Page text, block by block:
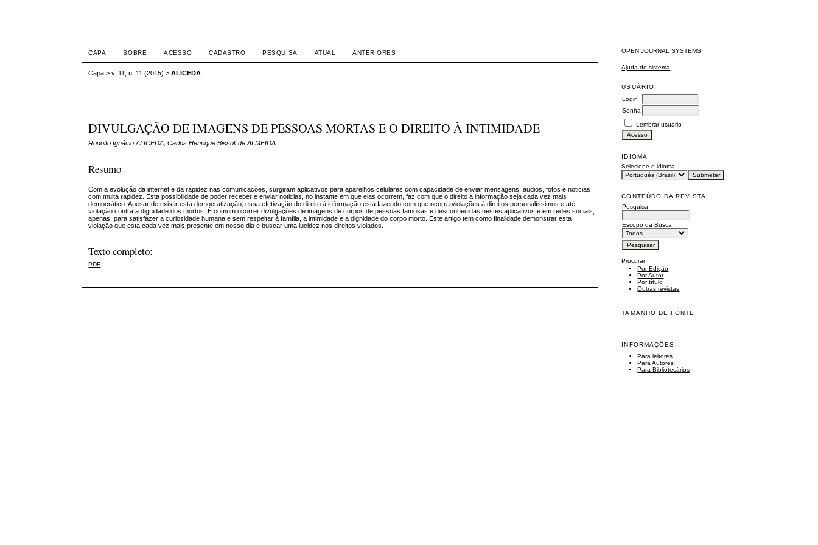
OPEN JOURNAL SYSTEMS
Ajuda do sistema
USUÁRIO
Login
Senha
Lembrar usuário
IDIOMA
Selecione o idioma
CONTEÚDO DA REVISTA
Pesquisa
Escopo da Busca
Procurar
Por Edição
Por Autor
Por título
Outras revistas
TAMANHO DE FONTE
INFORMAÇÕES
Para leitores
Para Autores
Para Bibliotecários
CAPA SOBRE ACESSO CADASTRO PESQUISA ATUAL ANTERIORES
Capa >v. 11, n. 11 (2015) >ALICEDA
DIVULGAÇÃO DE IMAGENS DE PESSOAS MORTAS E O DIREITO À INTIMIDADE
Rodolfo Ignácio ALICEDA, Carlos Henrique Bissoli de ALMEIDA
Resumo
Com a evolução da internet e da rapidez nas comunicações, surgiram aplicativos para aparelhos celulares com capacidade de enviar mensagens, áudios, fotos e noticias
com muita rapidez. Esta possibilidade de poder receber e enviar noticias, no instante em que elas ocorrem, faz com que o direito a informação seja cada vez mais
democrático. Apesar de existir esta democratização, essa efetivação do direito à informação esta fazendo com que ocorra violações à direitos personalíssimos e até
violação contra a dignidade dos mortos. É comum ocorrer divulgações de imagens de corpos de pessoas famosas e desconhecidas nestes aplicativos e em redes sociais,
apenas, para satisfazer a curiosidade humana e sem respeitar à família, a intimidade e a dignidade do corpo morto. Este artigo tem como finalidade demonstrar esta
violação que esta cada vez mais presente em nosso dia e buscar uma lucidez nos direitos violados.
Texto completo:
PDF